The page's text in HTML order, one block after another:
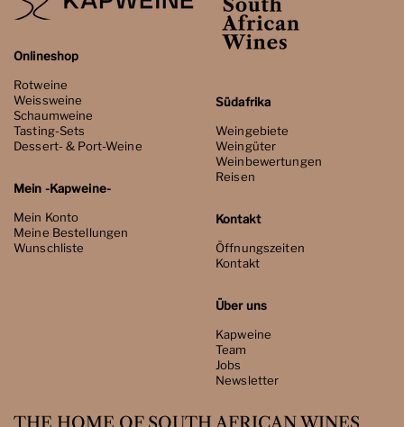
Onlineshop
Rotweine
Weissweine
Schaumweine
Tasting-Sets
Dessert- & Port-Weine
Mein -Kapweine-
Mein Konto
Meine Bestellungen
Wunschliste
Südafrika
Weingebiete
Weingüter
Weinbewertungen
Reisen
Kontakt
Öffnungszeiten
Kontakt
Über uns
Kapweine
Team
Jobs
Newsletter